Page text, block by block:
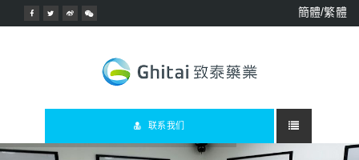
簡體/繁體
联系我们